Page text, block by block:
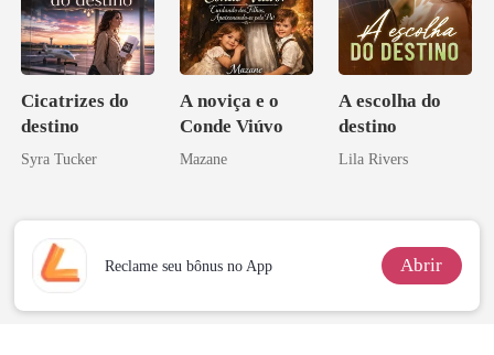
Cicatrizes do
destino
Syra Tucker
A noviça e o
Conde Viúvo
Mazane
A escolha do
destino
Lila Rivers
Reclame seu bônus no App Abrir